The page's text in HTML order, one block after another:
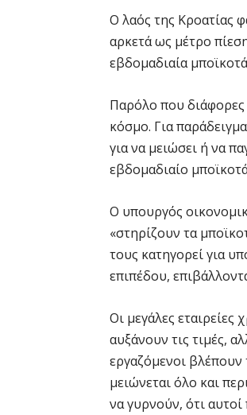
Ο λαός της Κροατίας
αρκετά ως μέτρο
εβδομαδιαία
Παρόλο που διάφορες
κόσμο. Για
για να μειώσει ή να
εβδομαδιαίο
Ο υπουργός
«στηρίζουν τα
τους κατηγορεί για
επιπέδου,
Οι μεγάλες εταιρείες
αυξάνουν τις τιμές,
εργαζόμενοι
μειώνεται όλο και
να γυρνούν, ότι